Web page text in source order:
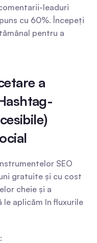
leaduri
cu 60%. Începeți
pentru a
a
SEO
gratuite și cu cost
cheie și a
le aplicăm în fluxurile